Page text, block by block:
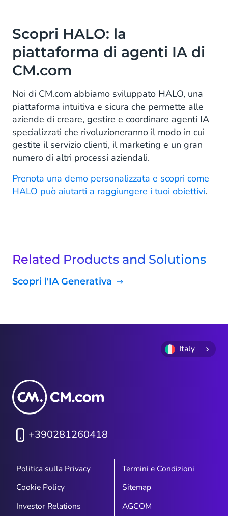
Scopri HALO: la
piattaforma di agenti IA di
CM.com
Noi di CM.com abbiamo sviluppato HALO, una
piattaforma intuitiva e sicura che permette alle
aziende di creare, gestire e coordinare agenti IA
specializzati che rivoluzioneranno il modo in cui
gestite il servizio clienti, il marketing e un gran
numero di altri processi aziendali.
Prenota una demo personalizzata e scopri come
HALO può aiutarti a raggiungere i tuoi obiettivi.
Related Products and Solutions
Scopri l'IA Generativa
Italy
+390281260418
Politica sulla Privacy
Termini e Condizioni
Cookie Policy
Sitemap
Investor Relations
AGCOM